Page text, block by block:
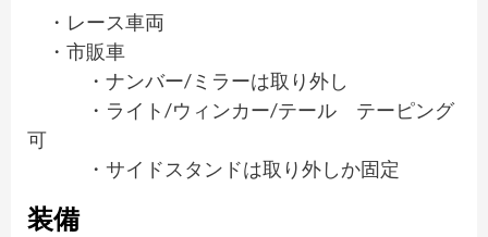
・レース車両
・市販車
・ナンバー/ミラーは取り外し
・ライト/ウィンカー/テール テーピング
可
・サイドスタンドは取り外しか固定
装備